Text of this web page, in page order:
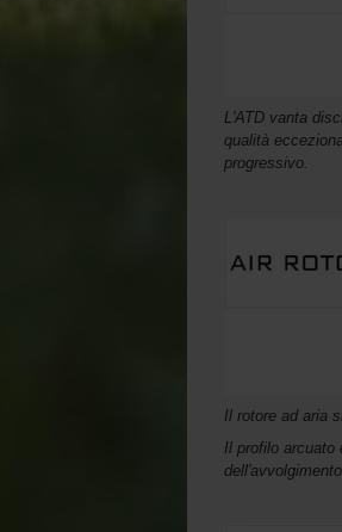
L'ATD vanta
qualità
progressivo.
Il rotore ad aria
Il profilo arcuato